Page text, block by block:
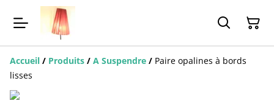
Accueil / Produits / A Suspendre / Paire opalines à bords
lisses